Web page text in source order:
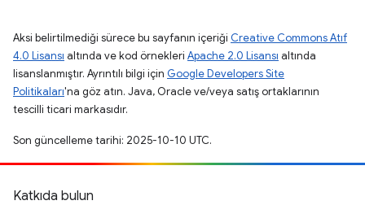
Aksi belirtilmediği sürece bu sayfanın içeriği Creative Commons Atıf
4.0 Lisansı altında ve kod örnekleri Apache 2.0 Lisansı altında
lisanslanmıştır. Ayrıntılı bilgi için Google Developers Site
Politikaları'na göz atın. Java, Oracle ve/veya satış ortaklarının
tescilli ticari markasıdır.
Son güncelleme tarihi: 2025-10-10 UTC.
Katkıda bulun